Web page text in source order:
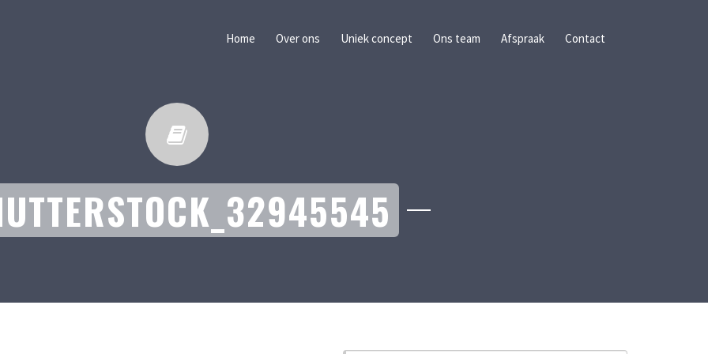
Home Over ons Uniek concept Ons team Afspraak Contact